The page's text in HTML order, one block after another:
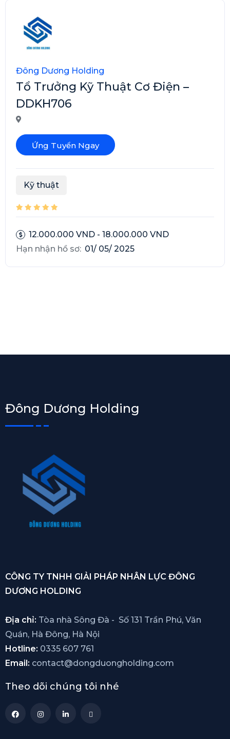
Đông Dương Holding
Tổ Trưởng Kỹ Thuật Cơ Điện –
DDKH706
Ứng Tuyển Ngay
Kỹ thuật
12.000.000 VND - 18.000.000 VND
Hạn nhận hồ sơ: 01/ 05/ 2025
Đông Dương Holding
CÔNG TY TNHH GIẢI PHÁP NHÂN LỰC ĐÔNG
DƯƠNG HOLDING
Địa chỉ: Tòa nhà Sông Đà - Số 131 Trần Phú, Văn
Quán, Hà Đông, Hà Nội
Hotline: 0335 607 761
Email: contact@dongduongholding.com
Theo dõi chúng tôi nhé